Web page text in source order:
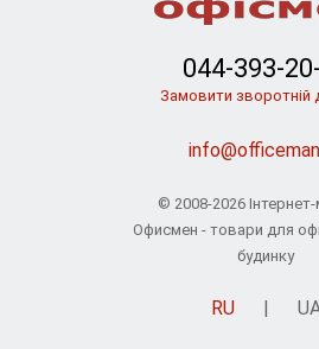
044-393-
Замовити зворотній
© 2008-2026
Офисмен - товари для
будинку
RU |